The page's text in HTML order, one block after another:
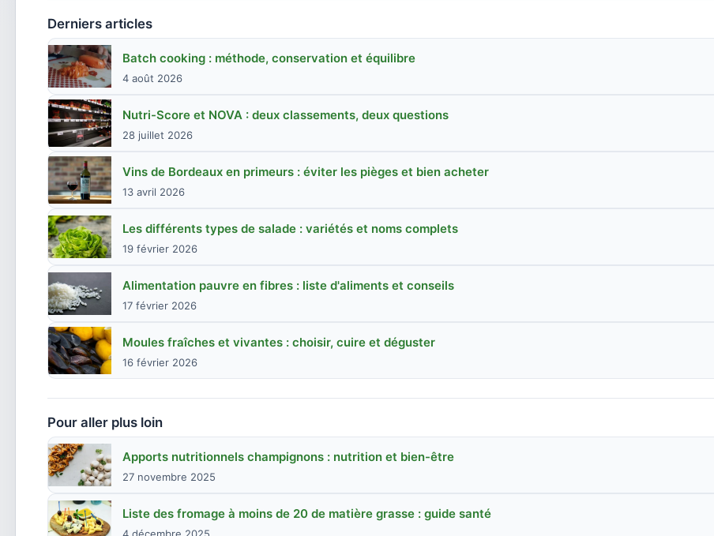
Derniers articles
Batch cooking : méthode, conservation et équilibre
4 août 2026
Nutri-Score et NOVA : deux classements, deux questions
28 juillet 2026
Vins de Bordeaux en primeurs : éviter les pièges et bien acheter
13 avril 2026
Les différents types de salade : variétés et noms complets
19 février 2026
Alimentation pauvre en fibres : liste d'aliments et conseils
17 février 2026
Moules fraîches et vivantes : choisir, cuire et déguster
16 février 2026
Pour aller plus loin
Apports nutritionnels champignons : nutrition et bien-être
27 novembre 2025
Liste des fromage à moins de 20 de matière grasse : guide santé